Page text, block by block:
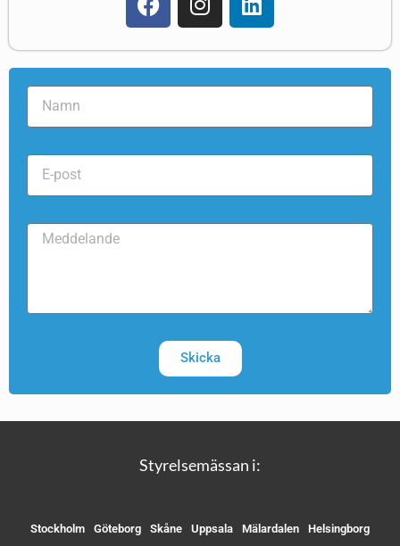
Skicka
Styrelsemässan i:
Stockholm Göteborg Skåne Uppsala Mälardalen Helsingborg